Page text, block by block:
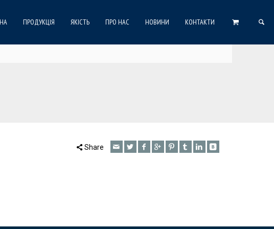
ПРОДУКЦІЯ ЯКІСТЬ ПРО НАС НОВИНИ КОНТАКТИ
Share